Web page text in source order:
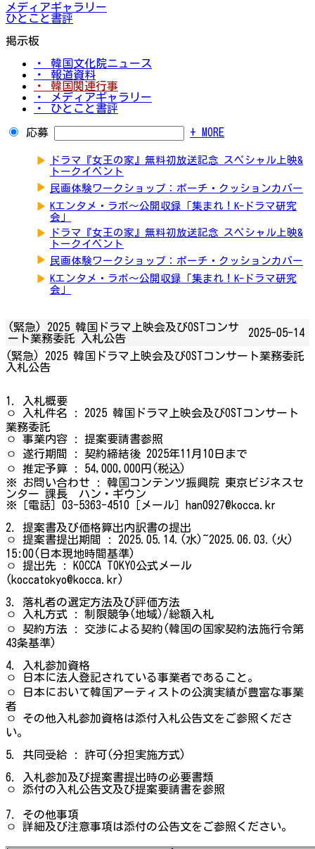
メディアギャラリー
ひとこと書評
掲示板
・ 韓国文化院ニュース
・ 報道資料
・ 韓国関連行事
・ メディアギャラリー
・ ひとこと書評
応募 + MORE
▶
ドラマ『女王の家』無料初放送記念 スペシャル上映&
トークイベント
▶ 民画体験ワークショップ：ポーチ・クッションカバー
▶ Kエンタメ・ラボ～公開収録「集まれ！K-ドラマ研究
会」
▶
ドラマ『女王の家』無料初放送記念 スペシャル上映&
トークイベント
▶ 民画体験ワークショップ：ポーチ・クッションカバー
▶ Kエンタメ・ラボ～公開収録「集まれ！K-ドラマ研究
会」
(緊急) 2025 韓国ドラマ上映会及びOSTコンサ
ート業務委託 入札公告
2025-05-14
(緊急) 2025 韓国ドラマ上映会及びOSTコンサート業務委託
入札公告
1. 入札概要
ㅇ 入札件名 : 2025 韓国ドラマ上映会及びOSTコンサート
業務委託
ㅇ 事業内容 : 提案要請書参照
ㅇ 遂行期間 : 契約締結後 2025年11月10日まで
ㅇ 推定予算 : 54,000,000円(税込)
※ お問い合わせ : 韓国コンテンツ振興院 東京ビジネスセ
ンター 課長 ハン・ギウン
※［電話］03-5363-4510［メール］han0927@kocca.kr
2. 提案書及び価格算出内訳書の提出
ㅇ 提案書提出期間 : 2025.05.14.(水)~2025.06.03.(火)
15:00(日本現地時間基準)
ㅇ 提出先 : KOCCA TOKYO公式メール
(koccatokyo@kocca.kr)
3. 落札者の選定方法及び評価方法
ㅇ 入札方式 : 制限競争(地域)/総額入札
ㅇ 契約方法 : 交渉による契約(韓国の国家契約法施行令第
43条基準)
4. 入札参加資格
ㅇ 日本に法人登記されている事業者であること。
ㅇ 日本において韓国アーティストの公演実績が豊富な事業
者
ㅇ その他入札参加資格は添付入札公告文をご参照くださ
い。
5. 共同受給 : 許可(分担実施方式)
6. 入札参加及び提案書提出時の必要書類
ㅇ 添付の入札公告文及び提案要請書を参照
7. その他事項
ㅇ 詳細及び注意事項は添付の公告文をご参照ください。